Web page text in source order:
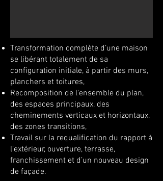
Transformation complète d’une maison
se libérant totalement de sa
configuration initiale, à partir des murs,
planchers et toitures,
Recomposition de l'ensemble du plan,
des espaces principaux, des
cheminements verticaux et horizontaux,
des zones transitions,
Travail sur la requalification du rapport à
l’extérieur, ouverture, terrasse,
franchissement et d’un nouveau design
de façade.